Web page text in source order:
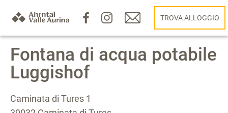
TROVA ALLOGGIO
Fontana di acqua potabile
Luggishof
Caminata di Tures 1